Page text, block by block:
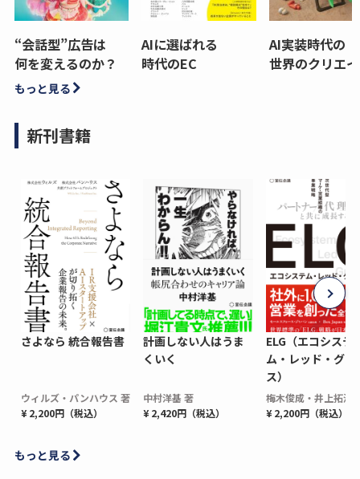
“会話型”広告は
何を変えるのか？
AIに選ばれる
時代のEC
AI実装時代の
世界のクリエ
もっと見る
新刊書籍
さよなら 統合報告書
ウィルズ・パンハウス 著
¥ 2,200円（税込）
計画しない人はうま
くいく
中村洋基 著
¥ 2,420円（税込）
ELG（エコシステ
ム・レッド・グロ
ス）
梅木俊成・井上拓海
¥ 2,200円（税込）
もっと見る